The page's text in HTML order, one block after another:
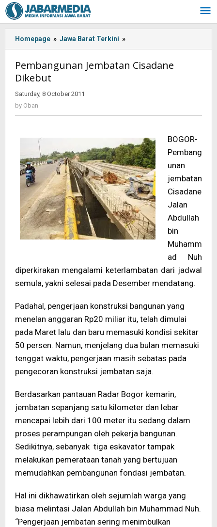
Skip
to
content
Homepage » Jawa Barat Terkini »
-:IN-
>Pembangunan
Pembangunan Jembatan Cisadane
Dikebut
Saturday, 8 October 2011
by Oban
BOGOR-
Pembang
unan
jembatan
Cisadane
Jalan
Abdullah
bin
Muhamm
ad Nuh
diperkirakan mengalami keterlambatan dari jadwal
semula, yakni selesai pada Desember mendatang.
Padahal, pengerjaan konstruksi bangunan yang
menelan anggaran Rp20 miliar itu, telah dimulai
pada Maret lalu dan baru memasuki kondisi sekitar
50 persen. Namun, menjelang dua bulan memasuki
tenggat waktu, pengerjaan masih sebatas pada
pengecoran konstruksi jembatan saja.
Berdasarkan pantauan Radar Bogor kemarin,
jembatan sepanjang satu kilometer dan lebar
mencapai lebih dari 100 meter itu sedang dalam
proses perampungan oleh pekerja bangunan.
Sedikitnya, sebanyak tiga eskavator tampak
melakukan pemerataan tanah yang bertujuan
memudahkan pembangunan fondasi jembatan.
Hal ini dikhawatirkan oleh sejumlah warga yang
biasa melintasi Jalan Abdullah bin Muhammad Nuh.
“Pengerjaan jembatan sering menimbulkan